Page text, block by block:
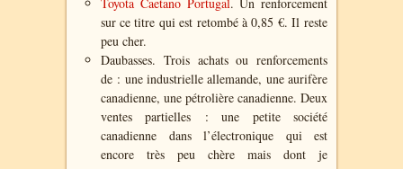
Toyota Caetano Portugal. Un renforcement
sur ce titre qui est retombé à 0,85 €. Il reste
peu cher.
Daubasses. Trois achats ou renforcements
de : une industrielle allemande, une aurifère
canadienne, une pétrolière canadienne. Deux
ventes partielles : une petite société
canadienne dans l’électronique qui est
encore très peu chère mais dont je